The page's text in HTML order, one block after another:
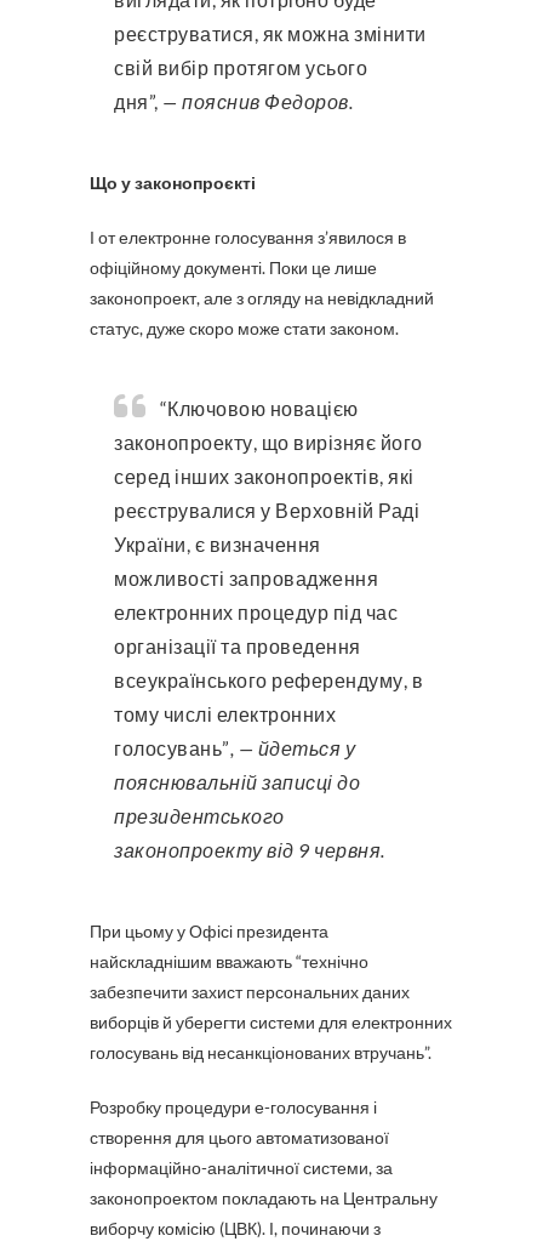
реєструватися, як можна змінити
свій вибір протягом усього
дня”, — пояснив Федоров.
Що у законопроєкті
І от електронне голосування з’явилося в
офіційному документі. Поки це лише
законопроект, але з огляду на невідкладний
статус, дуже скоро може стати законом.
“Ключовою новацією
законопроекту, що вирізняє його
серед інших законопроектів, які
реєструвалися у Верховній Раді
України, є визначення
можливості запровадження
електронних процедур під час
організації та проведення
всеукраїнського референдуму, в
тому числі електронних
голосувань”, — йдеться у
пояснювальній записці до
президентського
законопроекту від 9 червня.
При цьому у Офісі президента
найскладнішим вважають “технічно
забезпечити захист персональних даних
виборців й уберегти системи для електронних
голосувань від несанкціонованих втручань”.
Розробку процедури е-голосування і
створення для цього автоматизованої
інформаційно-аналітичної системи, за
законопроектом покладають на Центральну
виборчу комісію (ЦВК). І, починаючи з